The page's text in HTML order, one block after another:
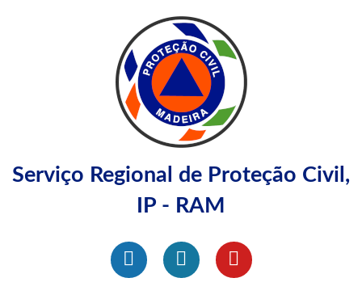
Serviço Regional de Proteção Civil,
IP - RAM